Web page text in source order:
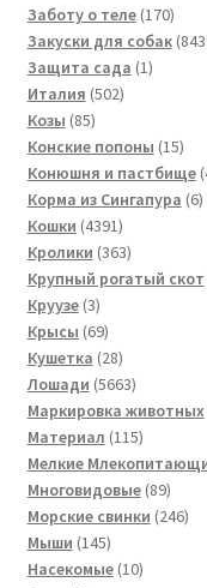
товаров
Заботу о теле 170170
Закуски для собак
Защита сада 11
Италия 502502
Козы 8585
товаров
Конские попоны 1515
Конюшня и пастбище
Корма из Сингапура 66
Кошки 43914391
товар
Кролики 363363
товара
Крупный рогатый скот
Круузе 33
товара
Крысы 6969
товаров
Кушетка 2828
товаров
Лошади 56635663
товара
Маркировка животных
Материал 115115
товаров
Мелкие
Многовидовые 8989
Морские свинки 246246
Мыши 145145
товаров
Насекомые 1010